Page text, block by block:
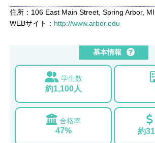
住所：106 East Main Street, Spring Arbor,
WEBサイト： http://www.arbor.edu
基本情報
学生数
約1,100人
合格率
47% 約